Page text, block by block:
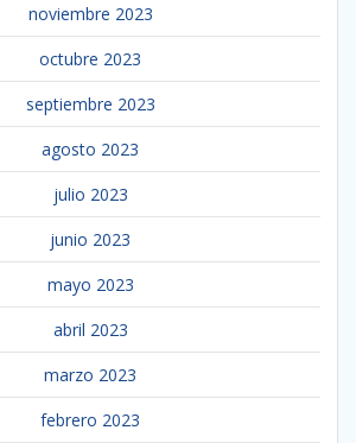
noviembre 2023
octubre 2023
septiembre 2023
agosto 2023
julio 2023
junio 2023
mayo 2023
abril 2023
marzo 2023
febrero 2023